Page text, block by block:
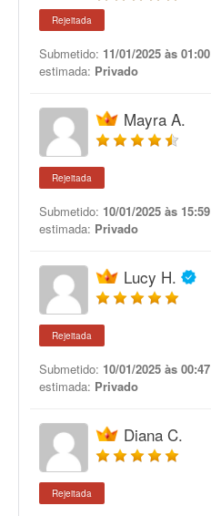
Rejeitada
Submetido: 11/01/2025 às 01:00
estimada: Privado
Mayra A.
Rejeitada
Submetido: 10/01/2025 às 15:59
estimada: Privado
Lucy H.
Rejeitada
Submetido: 10/01/2025 às 00:47
estimada: Privado
Diana C.
Rejeitada